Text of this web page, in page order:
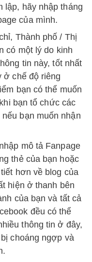
hãy nhập tháng
của mình.
Thành phố / Thị
có một lý do kinh
tin này, tốt nhất
ở chế độ riêng
bạn có thể muốn
bạn tổ chức các
bạn muốn nhận
mô tả Fanpage
thẻ của bạn hoặc
hơn về blog của
hiện ở thanh bên
của bạn và tất cả
đều có thể
thông tin ở đây,
choáng ngợp và